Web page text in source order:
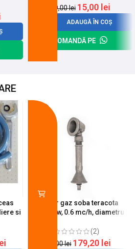
19,00lei 15,00 lei
ADAUGĂ ÎN COȘ
COMANDĂ PE
si
lei
Arzator gaz soba teracota
A600, 6 kw, 0.6 mc/h, diametru
(2)
200,00lei 179,20 lei